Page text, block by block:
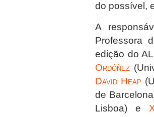
do possível,
A
Professora
edição do
Ordóñez
David Heap
de
Lisboa) e